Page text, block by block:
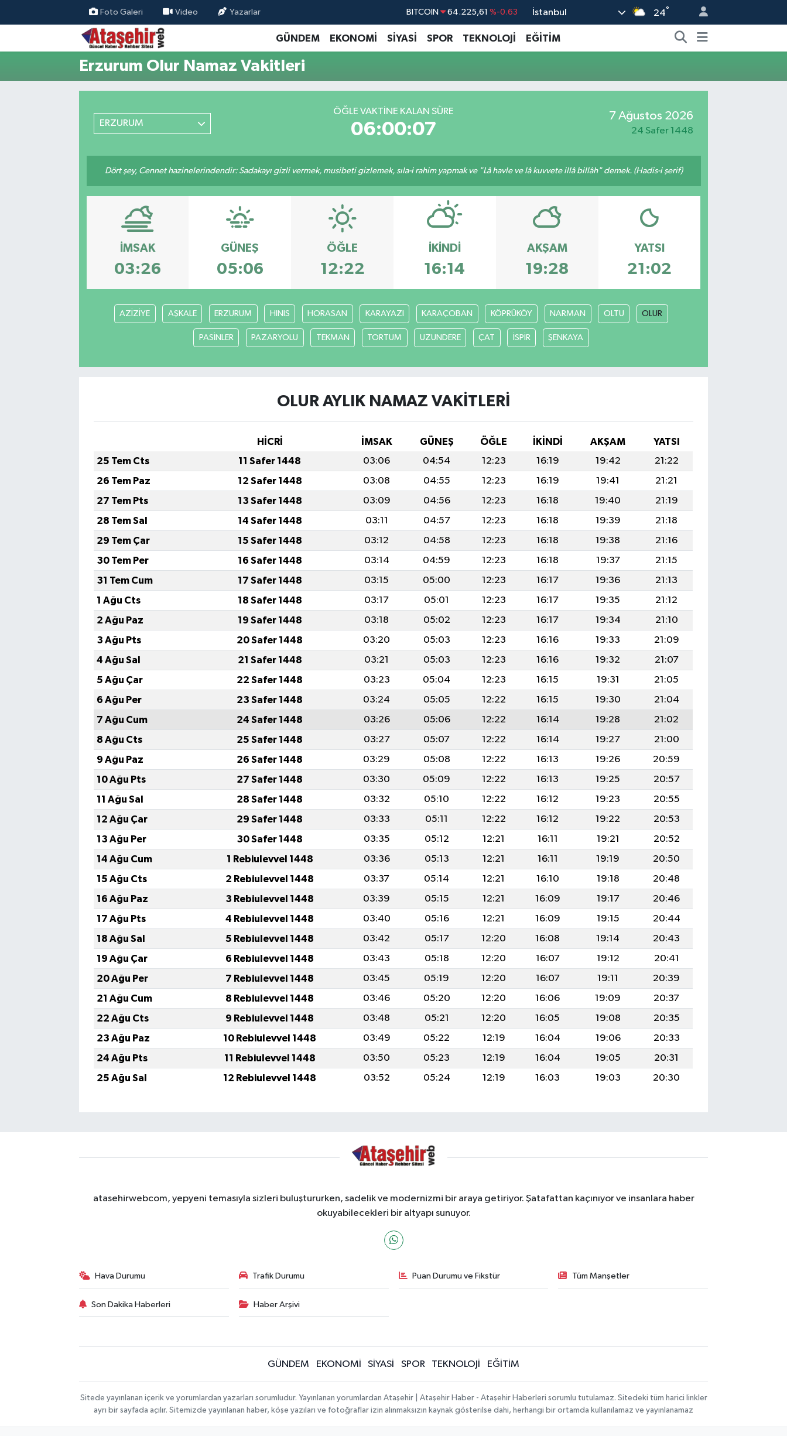
Foto Galeri Video Yazarlar BITCOIN 64.225,61 %-0.63
DOLAR 47,7143 %0.16
EURO 55,0317 %-0.02
İstanbul 24°
GÜNDEM EKONOMİ SİYASİ SPOR TEKNOLOJİ EĞİTİM
Erzurum Olur Namaz Vakitleri
ERZURUM
ÖĞLE VAKTINE KALAN SÜRE
06:00:06
7 Ağustos 2026
24 Safer 1448
Dört şey, Cennet hazinelerindendir: Sadakayı gizli vermek, musibeti gizlemek, sıla-i rahim yapmak ve "Lâ havle ve lâ kuvvete illâ billâh" demek. (Hadis-i şerif)
İMSAK
03:26
GÜNEŞ
05:06
ÖĞLE
12:22
İKINDI
16:14
AKŞAM
19:28
YATSI
21:02
AZİZİYE AŞKALE ERZURUM HINIS HORASAN KARAYAZI KARAÇOBAN KÖPRÜKÖY NARMAN OLTU OLUR
PASİNLER PAZARYOLU TEKMAN TORTUM UZUNDERE ÇAT İSPİR ŞENKAYA
OLUR AYLIK NAMAZ VAKITLERI
HİCRİ İMSAK GÜNEŞ ÖĞLE İKINDI AKŞAM
YATSI
25 Tem Cts
11 Safer 1448 03:06 04:54 12:23 16:19 19:42
21:22
26 Tem Paz
12 Safer 1448 03:08 04:55 12:23 16:19 19:41
21:21
27 Tem Pts
13 Safer 1448 03:09 04:56 12:23 16:18 19:40
21:19
28 Tem Sal
14 Safer 1448 03:11 04:57 12:23 16:18 19:39
21:18
29 Tem Çar
15 Safer 1448 03:12 04:58 12:23 16:18 19:38
21:16
30 Tem Per
16 Safer 1448 03:14 04:59 12:23 16:18 19:37
21:15
31 Tem Cum
17 Safer 1448 03:15 05:00 12:23 16:17 19:36
21:13
1 Ağu Cts
18 Safer 1448 03:17 05:01 12:23 16:17 19:35
21:12
2 Ağu Paz
19 Safer 1448 03:18 05:02 12:23 16:17 19:34
21:10
3 Ağu Pts
20 Safer 1448 03:20 05:03 12:23 16:16 19:33
21:09
4 Ağu Sal
21 Safer 1448 03:21 05:03 12:23 16:16 19:32
21:07
5 Ağu Çar
22 Safer 1448 03:23 05:04 12:23 16:15 19:31
21:05
6 Ağu Per
23 Safer 1448 03:24 05:05 12:22 16:15 19:30
21:04
7 Ağu Cum
24 Safer 1448 03:26 05:06 12:22 16:14 19:28
21:02
8 Ağu Cts
25 Safer 1448 03:27 05:07 12:22 16:14 19:27
21:00
9 Ağu Paz
26 Safer 1448 03:29 05:08 12:22 16:13 19:26
20:59
10 Ağu Pts
27 Safer 1448 03:30 05:09 12:22 16:13 19:25
20:57
11 Ağu Sal
28 Safer 1448 03:32 05:10 12:22 16:12 19:23
20:55
12 Ağu Çar
29 Safer 1448 03:33 05:11 12:22 16:12 19:22
20:53
13 Ağu Per
30 Safer 1448 03:35 05:12 12:21 16:11 19:21
20:52
14 Ağu Cum
1 Rebiulevvel 1448 03:36 05:13 12:21 16:11 19:19
20:50
15 Ağu Cts
2 Rebiulevvel 1448 03:37 05:14 12:21 16:10 19:18
20:48
16 Ağu Paz
3 Rebiulevvel 1448 03:39 05:15 12:21 16:09 19:17
20:46
17 Ağu Pts
4 Rebiulevvel 1448 03:40 05:16 12:21 16:09 19:15
20:44
18 Ağu Sal
5 Rebiulevvel 1448 03:42 05:17 12:20 16:08 19:14
20:43
19 Ağu Çar
6 Rebiulevvel 1448 03:43 05:18 12:20 16:07 19:12
20:41
20 Ağu Per
7 Rebiulevvel 1448 03:45 05:19 12:20 16:07 19:11
20:39
21 Ağu Cum
8 Rebiulevvel 1448 03:46 05:20 12:20 16:06 19:09
20:37
22 Ağu Cts
9 Rebiulevvel 1448 03:48 05:21 12:20 16:05 19:08
20:35
23 Ağu Paz
10 Rebiulevvel 1448 03:49 05:22 12:19 16:04 19:06
20:33
24 Ağu Pts
11 Rebiulevvel 1448 03:50 05:23 12:19 16:04 19:05
20:31
25 Ağu Sal
12 Rebiulevvel 1448 03:52 05:24 12:19 16:03 19:03 20:30
atasehirwebcom, yepyeni temasıyla sizleri buluştururken, sadelik ve modernizmi bir araya getiriyor. Şatafattan kaçınıyor ve insanlara haber
okuyabilecekleri bir altyapı sunuyor.
Hava Durumu Trafik Durumu Puan Durumu ve Fikstür Tüm Manşetler
Son Dakika Haberleri Haber Arşivi
GÜNDEM EKONOMİ SİYASİ SPOR TEKNOLOJİ EĞİTİM
Sitede yayınlanan içerik ve yorumlardan yazarları sorumludur. Yayınlanan yorumlardan Ataşehir | Ataşehir Haber - Ataşehir Haberleri sorumlu tutulamaz. Sitedeki tüm harici linkler
ayrı bir sayfada açılır. Sitemizde yayınlanan haber, köşe yazıları ve fotoğraflar izin alınmaksızın kaynak gösterilse dahi, herhangi bir ortamda kullanılamaz ve yayınlanamaz
Hava Durumu
Trafik Durumu
Tüm Manşetler